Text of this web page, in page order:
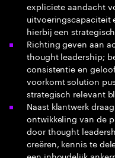
expliciete aandacht
uitvoeringscapaciteit
hierbij een
Richting geven aan
thought leadership;
consistentie en
voorkomt solution
strategisch relevant
Naast klantwerk
ontwikkeling van de
door thought
creëren, kennis te